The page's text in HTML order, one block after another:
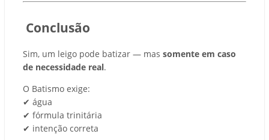
Conclusão
Sim, um leigo pode batizar — mas somente em caso
de necessidade real.
O Batismo exige:
✔ água
✔ fórmula trinitária
✔ intenção correta